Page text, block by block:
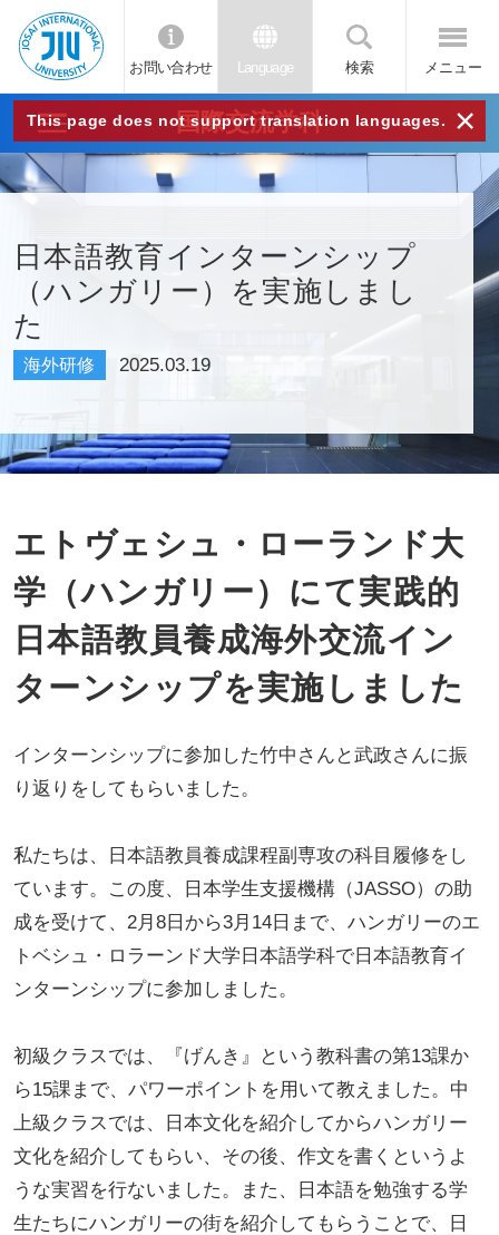
JIU
城西
国際
大学
お問い合わせ Language 検索 メニュー
This page does not support translation languages. ×
国際交流学科
日本語教育インターンシップ
（ハンガリー）を実施しまし
た
海外研修 2025.03.19
エトヴェシュ・ローランド大
学（ハンガリー）にて実践的
日本語教員養成海外交流イン
ターンシップを実施しました
インターンシップに参加した竹中さんと武政さんに振
り返りをしてもらいました。
私たちは、日本語教員養成課程副専攻の科目履修をし
ています。この度、日本学生支援機構（JASSO）の助
成を受けて、2月8日から3月14日まで、ハンガリーのエ
トベシュ・ロラーンド大学日本語学科で日本語教育イ
ンターンシップに参加しました。
初級クラスでは、『げんき』という教科書の第13課か
ら15課まで、パワーポイントを用いて教えました。中
上級クラスでは、日本文化を紹介してからハンガリー
文化を紹介してもらい、その後、作文を書くというよ
うな実習を行ないました。また、日本語を勉強する学
生たちにハンガリーの街を紹介してもらうことで、日